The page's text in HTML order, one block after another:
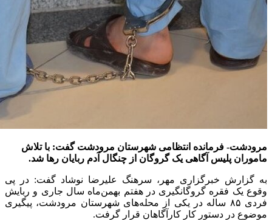
مرودشت- فرمانده انتظامی شهرستان مرودشت گفت: با تلاش
ماموران پلیس آگاهی یک گروگان از چنگال آدم ربایان رها شد.
به گزارش خبرگزاری مهر، سرهنگ علیرضا نوشاد گفت: در پی
وقوع یک فقره گروگانگیری در هفتم بهمن‌ماه سال جاری و ربایش
فردی ۸۵ ساله در یکی از محله‌های شهرستان مرودشت، پیگیری
موضوع در دستور کار کارآگاهان قرار گرفت.